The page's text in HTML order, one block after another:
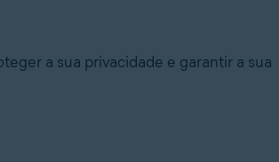
a sua privacidade e garantir a sua